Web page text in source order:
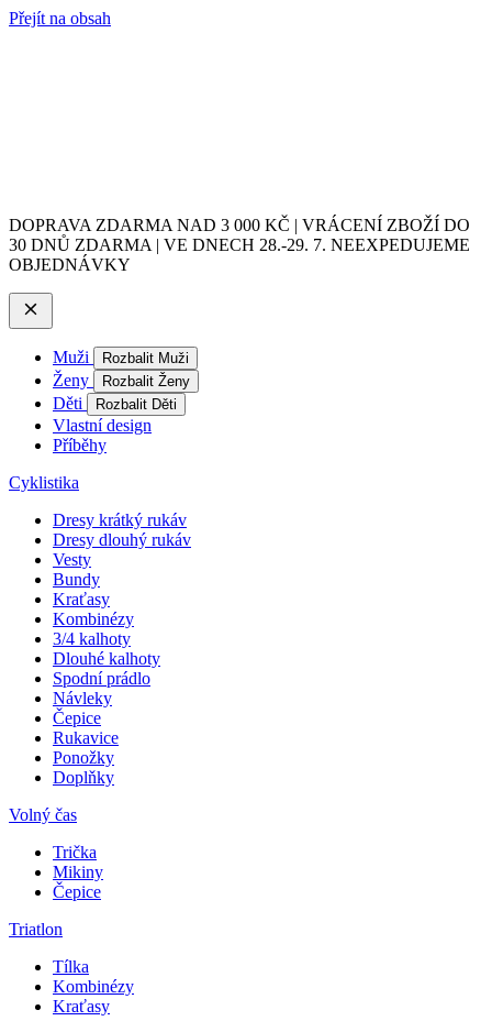
Přejít na obsah
DOPRAVA ZDARMA NAD 3 000 KČ | VRÁCENÍ ZBOŽÍ DO
30 DNŮ ZDARMA | VE DNECH 28.-29. 7. NEEXPEDUJEME
OBJEDNÁVKY
Muži Rozbalit Muži
Ženy Rozbalit Ženy
Děti Rozbalit Děti
Vlastní design
Příběhy
Cyklistika
Dresy krátký rukáv
Dresy dlouhý rukáv
Vesty
Bundy
Kraťasy
Kombinézy
3/4 kalhoty
Dlouhé kalhoty
Spodní prádlo
Návleky
Čepice
Rukavice
Ponožky
Doplňky
Volný čas
Trička
Mikiny
Čepice
Triatlon
Tílka
Kombinézy
Kraťasy